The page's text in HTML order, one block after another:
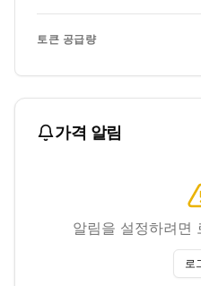
토큰 공급량
가격 알림
알림을 설정하려면
로